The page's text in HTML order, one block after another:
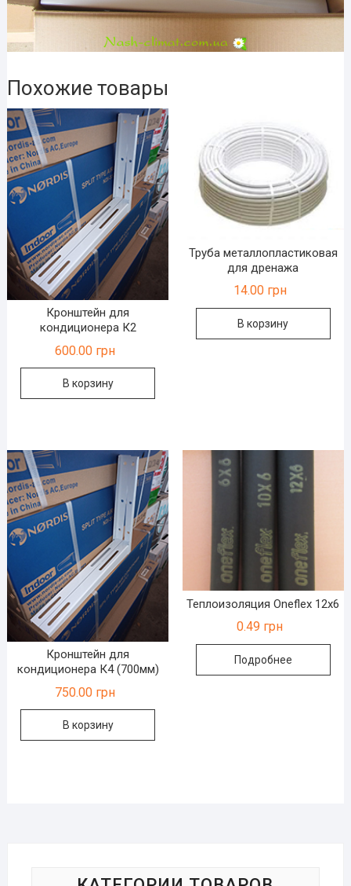
Похожие товары
Кронштейн для
кондиционера К2
600.00 грн
В корзину
Труба металлопластиковая
для дренажа
14.00 грн
В корзину
Кронштейн для
кондиционера К4 (700мм)
750.00 грн
В корзину
Теплоизоляция Oneflex 12х6
0.49 грн
Подробнее